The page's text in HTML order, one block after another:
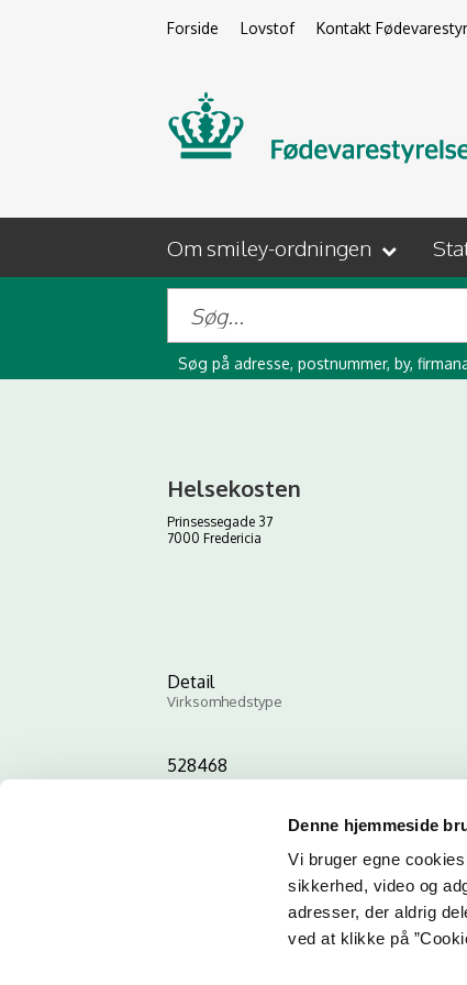
Denne hjemmeside
Vi bruger egne
sikkerhed, video og
adresser, der aldrig
ved at klikke på
Forside Lovstof Kontakt
Om smiley-ordningen
Søg på adresse, postnummer, by,
Helsekosten
Prinsessegade 37
7000 Fredericia
Detail
Virksomhedstype
528468
ID-nummer